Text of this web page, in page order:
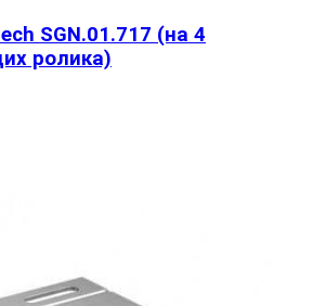
SGN.01.717 (на 4
ролика)